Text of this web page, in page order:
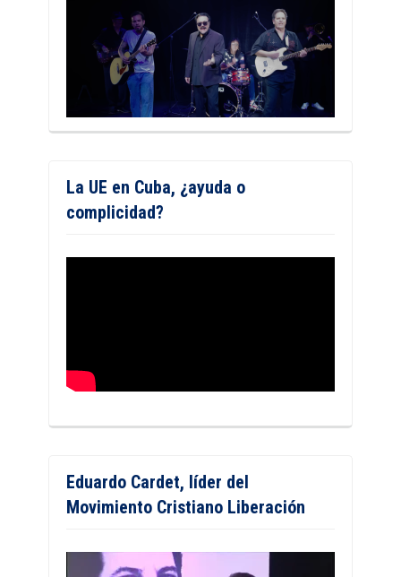
La UE en Cuba, ¿ayuda o
complicidad?
Eduardo Cardet, líder del
Movimiento Cristiano Liberación